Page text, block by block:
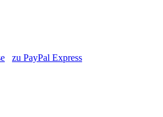
zu PayPal Express